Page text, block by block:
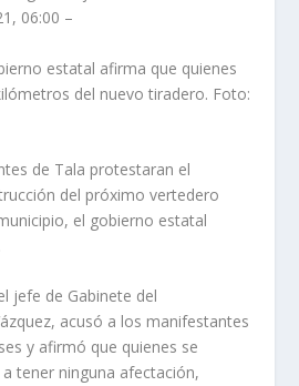
06:00 –
estatal afirma que quienes
del nuevo tiradero. Foto:
de Tala protestaran el
del próximo vertedero
el gobierno estatal
jefe de Gabinete del
acusó a los manifestantes
y afirmó que quienes se
tener ninguna afectación,